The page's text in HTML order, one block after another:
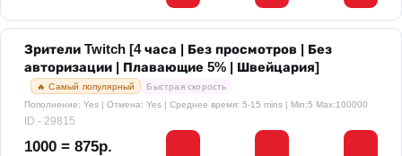
Зрители Twitch [4 часа | Без просмотров | Без
авторизации | Плавающие 5% | Швейцария]
🔥 Самый популярный
Быстрая скорость
Пополнение: Yes | Отмена: Yes | Среднее время: 5-15 mins
| Min:5 Max:100000
ID - 29815
1000 = 875р.